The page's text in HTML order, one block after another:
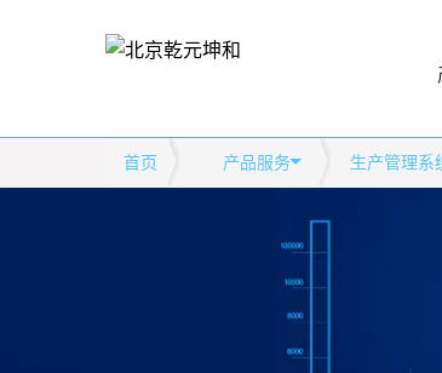
首页 产品服务 生产管理系